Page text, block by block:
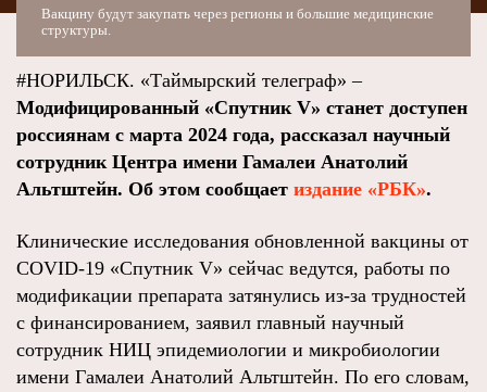
Вакцину будут закупать через регионы и большие медицинские
структуры.
#НОРИЛЬСК. «Таймырский телеграф» –
Модифицированный «Спутник V» станет доступен
россиянам с марта 2024 года, рассказал научный
сотрудник Центра имени Гамалеи Анатолий
Альтштейн. Об этом сообщает издание «РБК».
Клинические исследования обновленной вакцины от
COVID-19 «Спутник V» сейчас ведутся, работы по
модификации препарата затянулись из-за трудностей
с финансированием, заявил главный научный
сотрудник НИЦ эпидемиологии и микробиологии
имени Гамалеи Анатолий Альтштейн. По его словам,